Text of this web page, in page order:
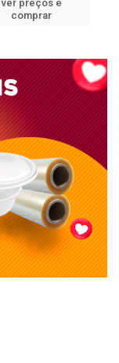
ver preços e
comprar